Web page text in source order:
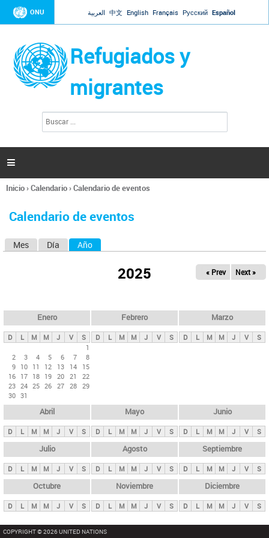
Jump to navigation
ONU العربية 中文 English Français Русский Español
Refugiados y
migrantes
l
d
s

Se
usted
Inicio›Calendario›Calendario de eventos
Calendario de eventos
s
p
n
c
i
p
l
e
s
Mes Día Año
2025 « Prev Next »
Enero
D L M M J V
S
1
2
3 4 5 6 7
8
9 10 11 12 13 14
15
16 17 18 19 20 21
22
23 24 25 26 27 28 29
30 31
Febrero
D L M M J V S
Marzo
D L M M J V S
Abril
D L M M J V S
Mayo
D L M M J V S
Junio
D L M M J V S
Julio
D L M M J V S
Agosto
D L M M J V S
Septiembre
D L M M J V S
Octubre
D L M M J V S
Noviembre
D L M M J V S
Diciembre
D L M M J V S
COPYRIGHT © 2026 UNITED NATIONS